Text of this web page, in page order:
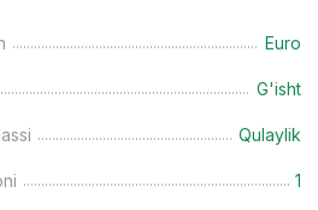
Euro
G'isht
Qulaylik
1